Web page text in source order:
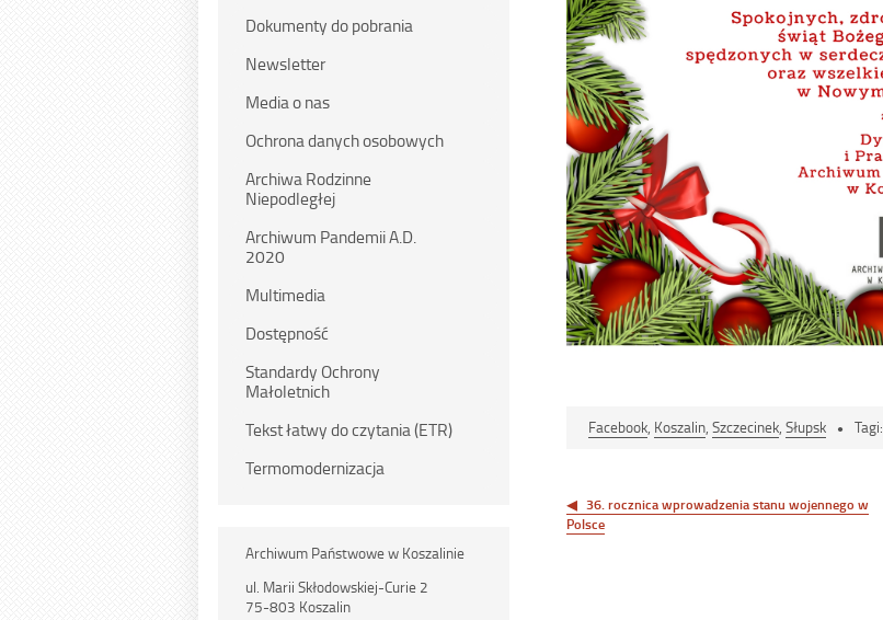
Dokumenty do pobrania
Newsletter
Media o nas
Ochrona danych osobowych
Archiwa Rodzinne
Niepodległej
Archiwum Pandemii A.D.
2020
Multimedia
Dostępność
Standardy Ochrony
Małoletnich
Tekst łatwy do czytania (ETR)
Termomodernizacja
Archiwum Państwowe w Koszalinie
ul. Marii Skłodowskiej-Curie 2
75-803 Koszalin
Facebook Koszalin Szczecinek Słupsk Tagi:
wpisu
36. rocznica wprowadzenia stanu wojennego w
Polsce